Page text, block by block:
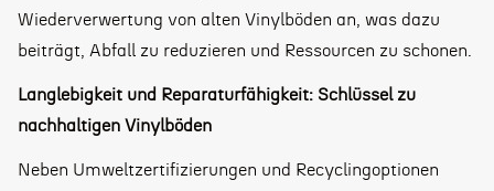
Wiederverwertung von alten Vinylböden an, was dazu
beiträgt, Abfall zu reduzieren und Ressourcen zu schonen.
Langlebigkeit und Reparaturfähigkeit: Schlüssel zu
nachhaltigen Vinylböden
Neben Umweltzertifizierungen und Recyclingoptionen